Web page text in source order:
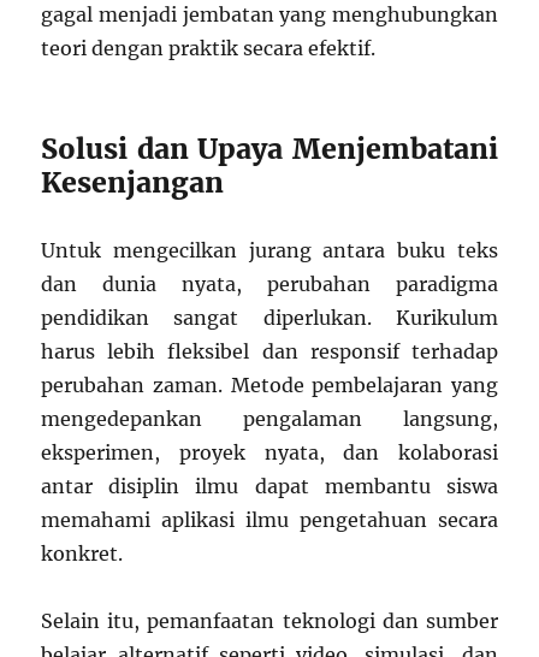
gagal menjadi jembatan yang menghubungkan
teori dengan praktik secara efektif.
Solusi dan Upaya Menjembatani
Kesenjangan
Untuk mengecilkan jurang antara buku teks
dan dunia nyata, perubahan paradigma
pendidikan sangat diperlukan. Kurikulum
harus lebih fleksibel dan responsif terhadap
perubahan zaman. Metode pembelajaran yang
mengedepankan pengalaman langsung,
eksperimen, proyek nyata, dan kolaborasi
antar disiplin ilmu dapat membantu siswa
memahami aplikasi ilmu pengetahuan secara
konkret.
Selain itu, pemanfaatan teknologi dan sumber